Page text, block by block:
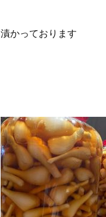
漬かっております